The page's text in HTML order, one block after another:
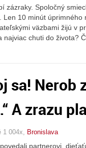
zázraky. Spoločný
Len 10 minút
väzbami žijú v
najviac chuti do života?
sa! Nerob
A zrazu
1 004x, Bronislava
partnerovi,